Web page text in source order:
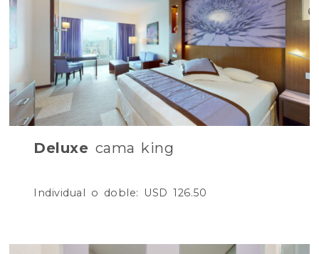
Deluxe cama king
Individual o doble: USD 126.50